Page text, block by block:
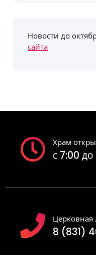
Новости до
сайта
Храм
с 7:00 до
Церковная
8 (831)